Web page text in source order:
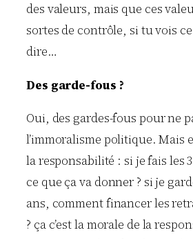
des valeurs, mais que ces
sortes de contrôle, si tu vois
dire…
Des garde-fous ?
Oui, des gardes-fous pour ne
l’immoralisme politique. Mais
la responsabilité : si je fais les
ce que ça va donner ? si je
ans, comment financer les
? ça c’est la morale de la